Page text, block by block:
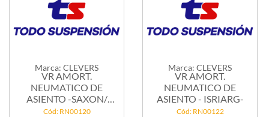
Marca: CLEVERS
VR AMORT.
NEUMATICO DE
ASIENTO -SAXON/
VICKING-
Cód: RN00120
Marca: CLEVERS
VR AMORT.
NEUMATICO DE
ASIENTO - ISRIARG-
Cód: RN00122